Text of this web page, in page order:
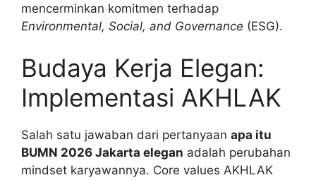
mencerminkan komitmen terhadap
Environmental, Social, and Governance (ESG).
Budaya Kerja Elegan:
Implementasi AKHLAK
Salah satu jawaban dari pertanyaan apa itu
BUMN 2026 Jakarta elegan adalah perubahan
mindset karyawannya. Core values AKHLAK